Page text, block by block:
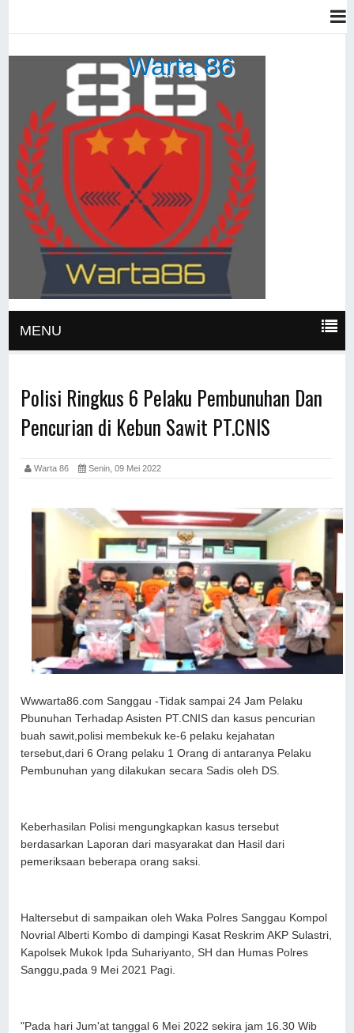
Warta 86
MENU
Polisi Ringkus 6 Pelaku Pembunuhan Dan
Pencurian di Kebun Sawit PT.CNIS
Warta 86 Senin, 09 Mei 2022
Wwwarta86.com Sanggau -Tidak sampai 24 Jam Pelaku
Pbunuhan Terhadap Asisten PT.CNIS dan kasus pencurian
buah sawit,polisi membekuk ke-6 pelaku kejahatan
tersebut,dari 6 Orang pelaku 1 Orang di antaranya Pelaku
Pembunuhan yang dilakukan secara Sadis oleh DS.
Keberhasilan Polisi mengungkapkan kasus tersebut
berdasarkan Laporan dari masyarakat dan Hasil dari
pemeriksaan beberapa orang saksi.
Haltersebut di sampaikan oleh Waka Polres Sanggau Kompol
Novrial Alberti Kombo di dampingi Kasat Reskrim AKP Sulastri,
Kapolsek Mukok Ipda Suhariyanto, SH dan Humas Polres
Sanggu,pada 9 Mei 2021 Pagi.
"Pada hari Jum'at tanggal 6 Mei 2022 sekira jam 16.30 Wib